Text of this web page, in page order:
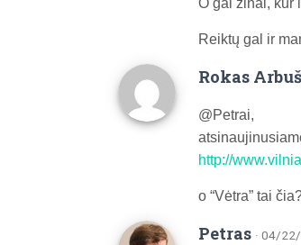
O gal žinai, kur
Reiktų gal ir
Rokas
@Petrai,
http://
o “Vėtra” tai
Petras · 04/